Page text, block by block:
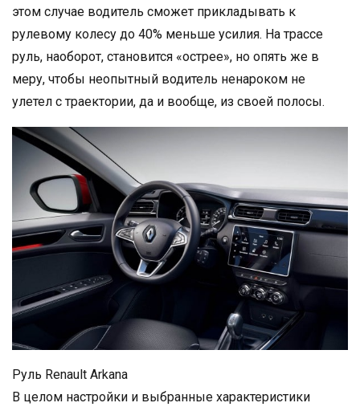
этом случае водитель сможет прикладывать к
рулевому колесу до 40% меньше усилия. На трассе
руль, наоборот, становится «острее», но опять же в
меру, чтобы неопытный водитель ненароком не
улетел с траектории, да и вообще, из своей полосы.
Руль Renault Arkana
В целом настройки и выбранные характеристики